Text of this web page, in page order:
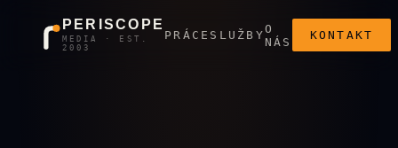
PERISCOPE
MEDIA · EST.
2003
PRÁCE SLUŽBYO
NÁS
KONTAKT